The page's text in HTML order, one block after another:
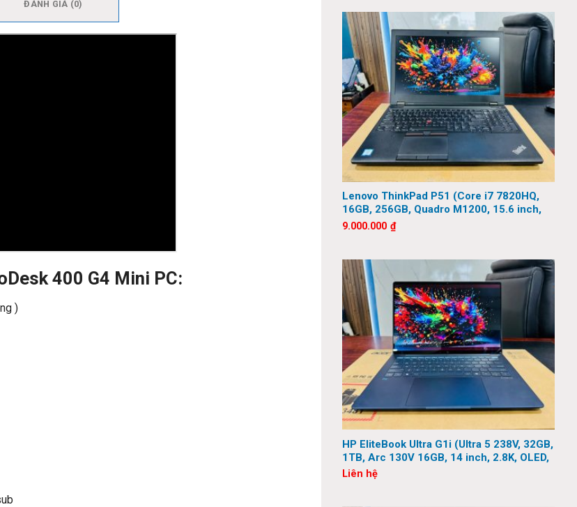
ĐÁNH GIÁ (0)
400 G4 Mini PC:
)
Lenovo ThinkPad P51 (Core i7 7820HQ,
16GB, 256GB, Quadro M1200, 15.6 inch,
FHD)
9.000.000 ₫
HP EliteBook Ultra G1i (Ultra 5 238V, 32GB,
1TB, Arc 130V 16GB, 14 inch, 2.8K, OLED,
Touch)
Liên hệ